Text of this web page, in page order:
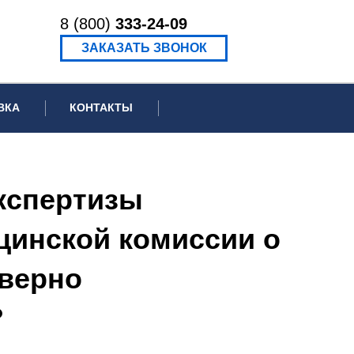
8 (800) 333-24-09
ЗАКАЗАТЬ ЗВОНОК
рецензии
КОНТАКТЫ
комиссии о